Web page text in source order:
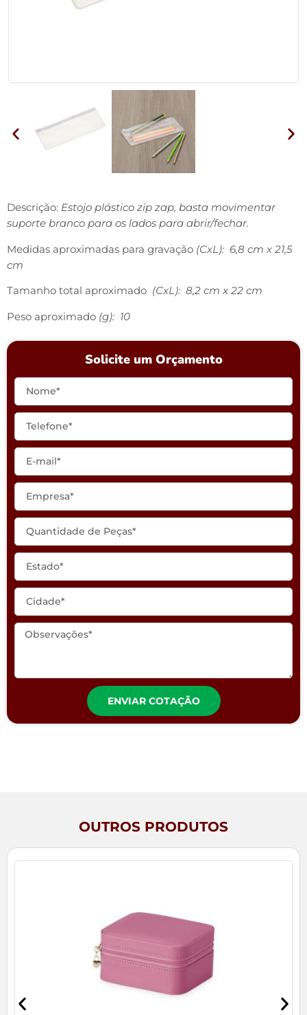
Descrição: Estojo plástico zip zap, basta movimentar
suporte branco para os lados para abrir/fechar.
Medidas aproximadas para gravação (CxL): 6,8 cm x 21,5
cm
Tamanho total aproximado (CxL): 8,2 cm x 22 cm
Peso aproximado (g): 10
Solicite um Orçamento
ENVIAR COTAÇÃO
OUTROS PRODUTOS